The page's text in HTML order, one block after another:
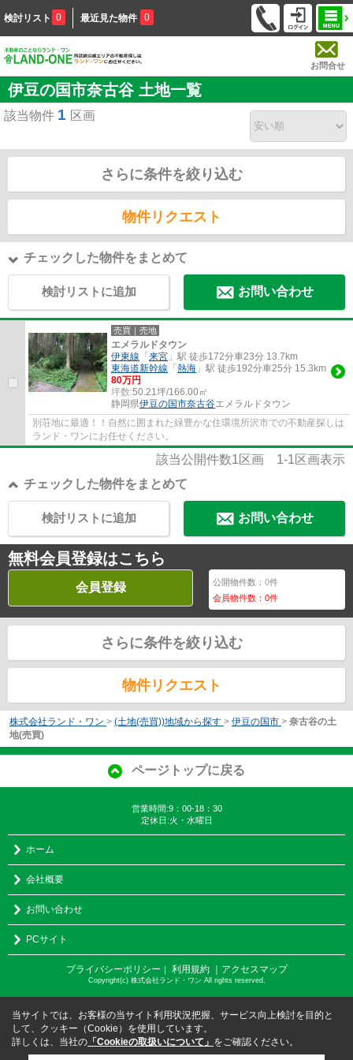
検討リスト 0 最近見た物件 0
お問合せ
伊豆の国市奈古谷 土地一覧
該当物件 1 区画
さらに条件を絞り込む
物件リクエスト
チェックした物件をまとめて
検討リストに追加 お問い合わせ
売買｜売地
エメラルドタウン
伊東線 「 来宮 」駅 徒歩172分車23分 13.7km
東海道新幹線 「 熱海 」駅 徒歩192分車25分 15.3km
80万円
坪数:50.21坪/166.00㎡
静岡県伊豆の国市奈古谷エメラルドタウン
別荘地に最適！！自然に囲まれた緑豊かな住環境所沢市での不動産探しは
ランド・ワンにお任せください。
該当公開件数1区画 1-1区画表示
チェックした物件をまとめて
お問い合わせ
検討リストに追加
無料会員登録はこちら
会員登録 公開物件数：0件
会員物件数：0件
さらに条件を絞り込む
物件リクエスト
株式会社ランド・ワン > (土地(売買))地域から探す > 伊豆の国市 > 奈古谷の土
地(売買)
ページトップに戻る
営業時間:9：00-18：30
定休日:火・水曜日
ホーム
会社概要
お問い合わせ
PCサイト
プライバシーポリシー 利用規約 ｜アクセスマップ
Copyright(c) 株式会社ランド・ワン All rights reserved.
当サイトでは、お客様の当サイト利用状況把握、サービス向上検討を目的と
して、クッキー（Cookie）を使用しています。
詳しくは、当社の 「Cookieの取扱いについて」 をご確認ください。